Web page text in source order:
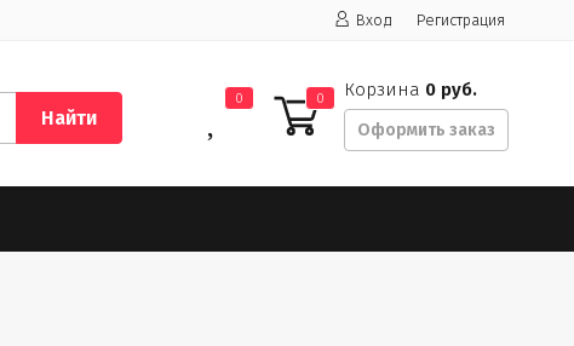
Вход Регистрация
Найти
0 0 Корзина 0 руб.
Оформить заказ